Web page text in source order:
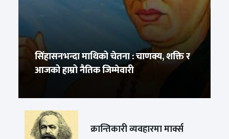
सिंहासनभन्दा माथिको चेतना : चाणक्य, शक्ति र
आजको हाम्रो नैतिक जिम्मेवारी
क्रान्तिकारी व्यवहारमा मार्क्स